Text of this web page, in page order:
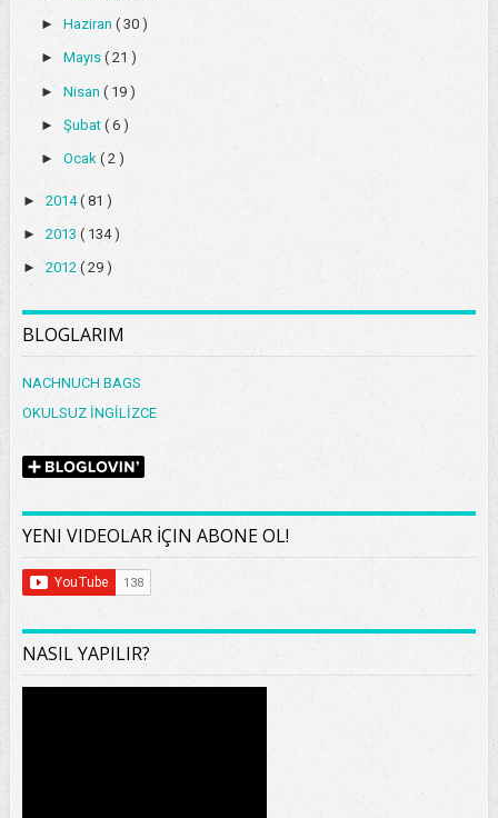
► Haziran ( 30 )
► Mayıs ( 21 )
► Nisan ( 19 )
► Şubat ( 6 )
► Ocak ( 2 )
► 2014( 81 )
► 2013 ( 134 )
► 2012 ( 29 )
BLOGLARIM
NACHNUCH BAGS
OKULSUZ İNGİLİZCE
YENI VIDEOLAR İÇIN ABONE OL!
NASIL YAPILIR?